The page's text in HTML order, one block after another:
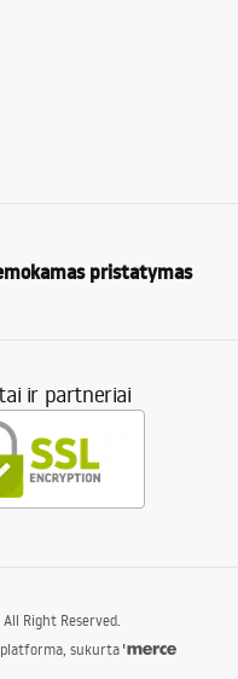
pristatymas
ir partneriai
All Right Reserved.
sukurta